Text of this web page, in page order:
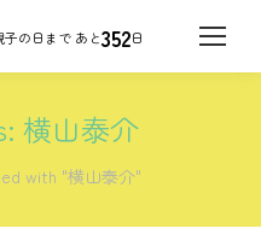
352日
横山泰介
with "横山泰介"